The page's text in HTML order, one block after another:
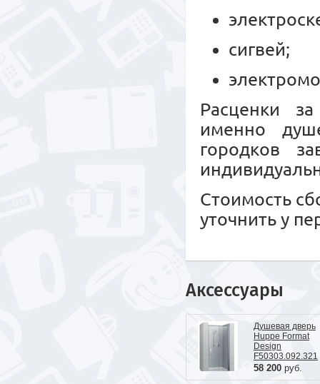
сигвей;
Расценки
именно
городков
Стоимость
уточнить у
Аксессуары
Душевая дверь
Huppe Format
Design
F50303.092.321
58 200 руб.